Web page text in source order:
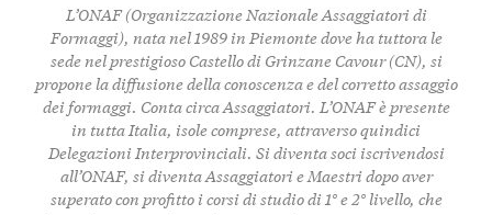
L’ONAF (Organizzazione Nazionale Assaggiatori di
Formaggi), nata nel 1989 in Piemonte dove ha tuttora le
sede nel prestigioso Castello di Grinzane Cavour (CN), si
propone la diffusione della conoscenza e del corretto assaggio
dei formaggi. Conta circa Assaggiatori. L’ONAF è presente
in tutta Italia, isole comprese, attraverso quindici
Delegazioni Interprovinciali. Si diventa soci iscrivendosi
all’ONAF, si diventa Assaggiatori e Maestri dopo aver
superato con profitto i corsi di studio di 1° e 2° livello, che